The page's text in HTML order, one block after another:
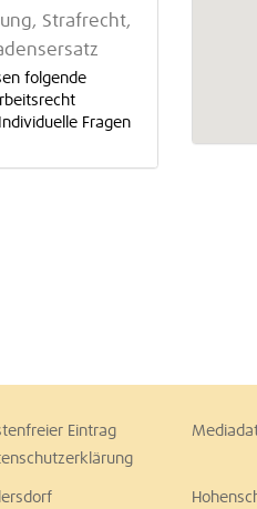
Strafrecht,
folgende
Fragen
Eintrag